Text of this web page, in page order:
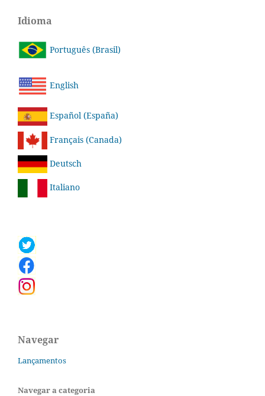
Idioma
Português (Brasil)
English
Español (España)
Français (Canada)
Deutsch
Italiano
Navegar
Lançamentos
Navegar a categoria